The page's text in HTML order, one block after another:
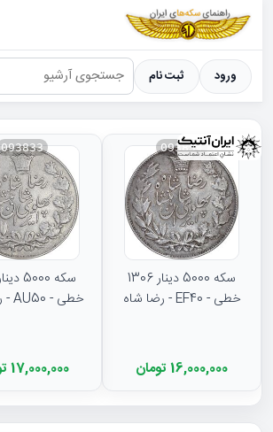
سکه ها ؛ راهنمای سکه شناسی
ورود ثبت نام
093834
سکه 5000 دینار 1306
خطی - EF40 - رضا شاه
16,000,000 تومان
093833
خطی - AU50 - رضا شاه
17,000,000 تومان